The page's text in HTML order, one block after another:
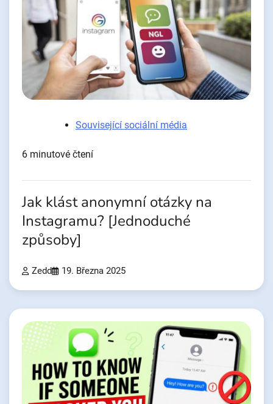
Související sociální média
6 minutové čtení
Jak klást anonymní otázky na
Instagramu? [Jednoduché
způsoby]
Zedd 19. Března 2025